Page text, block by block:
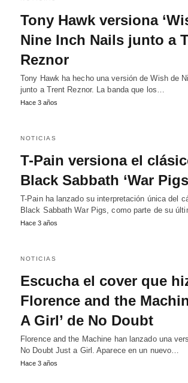
Tony Hawk versiona
Nine Inch Nails junto a
Reznor
Tony Hawk ha hecho una versión de Wish de
junto a Trent Reznor. La banda que los…
Hace 3 años
NOTICIAS
T-Pain versiona el
Black Sabbath ‘War
T-Pain ha lanzado su interpretación única del
Black Sabbath War Pigs, como parte de su
Hace 3 años
NOTICIAS
Escucha el cover que
Florence and the
A Girl’ de No Doubt
Florence and the Machine han lanzado una
No Doubt Just a Girl. Aparece en un nuevo…
Hace 3 años